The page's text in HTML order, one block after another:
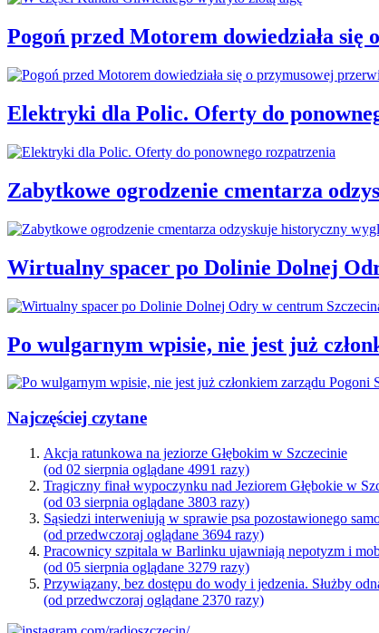
Pogoń przed Motorem dowiedziała się
Elektryki dla Polic. Oferty do
Zabytkowe ogrodzenie cmentarza
Wirtualny spacer po Dolinie Dolnej
Po wulgarnym wpisie, nie jest już
Najczęściej czytane
Akcja ratunkowa na jeziorze Głębokim w Szczecinie
(od 02 sierpnia oglądane 4991 razy)
Tragiczny finał wypoczynku nad Jeziorem Głębokie w
(od 03 sierpnia oglądane 3803 razy)
Sąsiedzi interweniują w sprawie psa pozostawionego
(od przedwczoraj oglądane 3694 razy)
Pracownicy szpitala w Barlinku ujawniają nepotyzm i
(od 05 sierpnia oglądane 3279 razy)
Przywiązany, bez dostępu do wody i jedzenia. Służby
(od przedwczoraj oglądane 2370 razy)